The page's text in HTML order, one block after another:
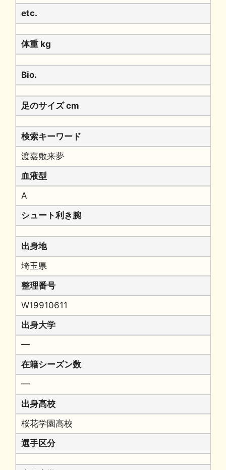
etc.
体重 kg
Bio.
足のサイズ cm
検索キーワード
渡嘉敷来夢
血液型
A
シュート利き腕
出身地
埼玉県
整理番号
W19910611
出身大学
━
在籍シーズン数
━
出身高校
桜花学園高校
選手区分